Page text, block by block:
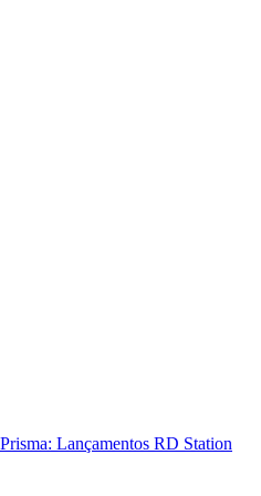
Prisma: Lançamentos RD Station